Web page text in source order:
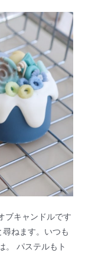
ブキャンドルです
ねます。いつも
。 パステルもト